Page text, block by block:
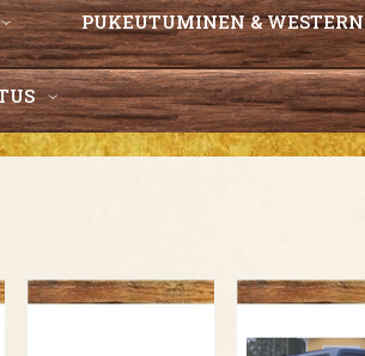
PUKEUTUMINEN & WESTERN